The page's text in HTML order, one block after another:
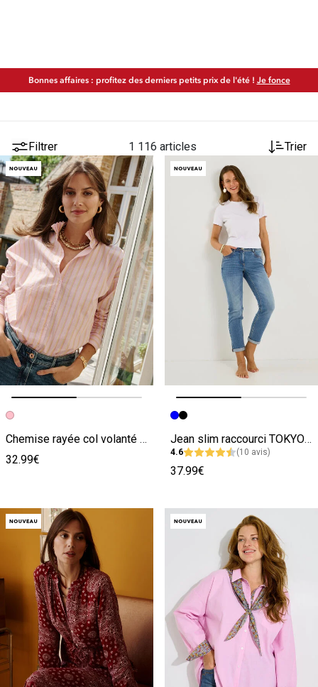
Bonnes affaires : profitez des derniers petits prix de l'été ! Je fonce
Filtrer 1 116 articles Trier
Image précédente
Image suivante
Chemise rayée col volanté femme
32.99€
Image précédente
Image suivante
Jean slim raccourci TOKYO R01 femme
4.6 (10 avis)
37.99€